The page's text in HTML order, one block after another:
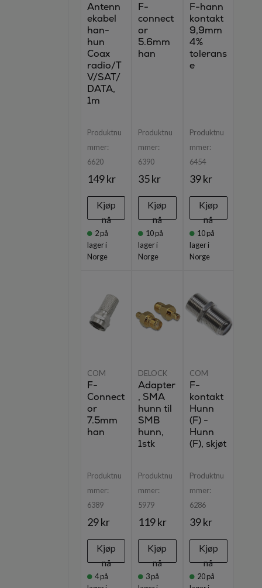
Antenn
ekabel
han-
hun
Coax
radio/T
V/SAT/
DATA,
1m
Produktnu
mmer:
6620
149 kr
Kjøp
nå
2på
lager i
Norge
F-
connect
or
5.6mm
han
Produktnu
mmer:
6390
35 kr
Kjøp
nå
10på
lager i
Norge
F-hann
kontakt
9,9mm
4%
tolerans
e
Produktnu
mmer:
6454
39 kr
Kjøp
nå
10 på
lager i
Norge
COM
F-
Connect
or
7.5mm
han
Produktnu
mmer:
6389
29 kr
Kjøp
nå
4på
DELOCK
Adapter
, SMA
hunn til
SMB
hunn,
1stk
Produktnu
mmer:
5979
119 kr
Kjøp
nå
3på
COM
F-
kontakt
Hunn
(F) -
Hunn
(F), skjøt
Produktnu
mmer:
6286
39 kr
Kjøp
nå
20 på